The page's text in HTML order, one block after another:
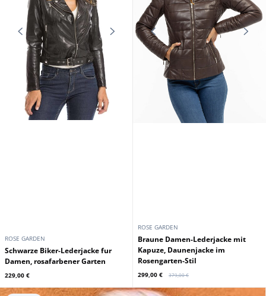
ROSE GARDEN
Schwarze Biker-Lederjacke fur
Damen, rosafarbener Garten
229,00 €
ROSE GARDEN
Braune Damen-Lederjacke mit
Kapuze, Daunenjacke im
Rosengarten-Stil
299,00 € 379,00 €